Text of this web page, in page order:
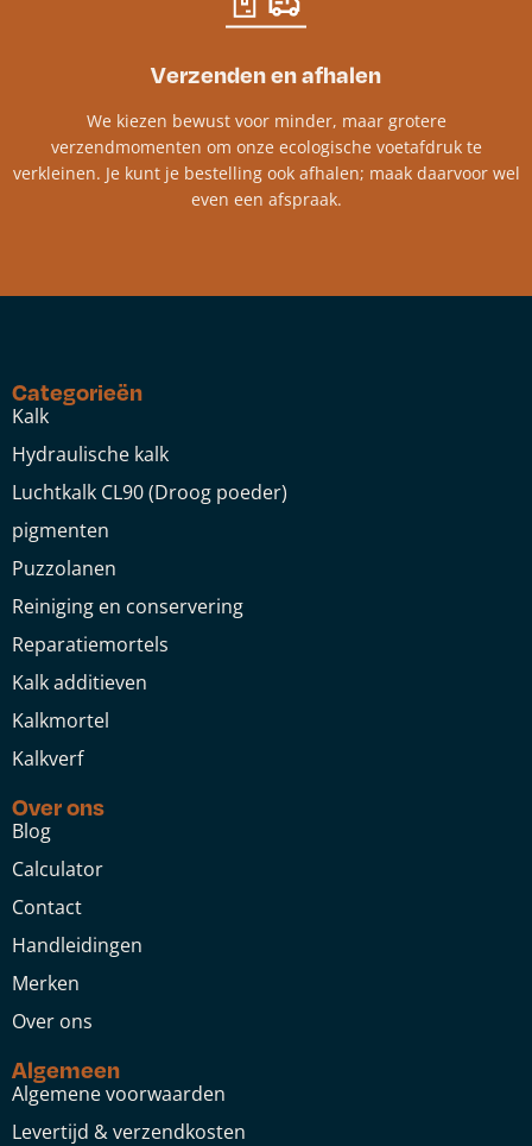
Verzenden en afhalen
We kiezen bewust voor minder, maar grotere
verzendmomenten om onze ecologische voetafdruk te
verkleinen. Je kunt je bestelling ook afhalen; maak daarvoor wel
even een afspraak.
Categorieën
Kalk
Hydraulische kalk
Luchtkalk CL90 (Droog poeder)
pigmenten
Puzzolanen
Reiniging en conservering
Reparatiemortels
Kalk additieven
Kalkmortel
Kalkverf
Over ons
Blog
Calculator
Contact
Handleidingen
Merken
Over ons
Algemeen
Algemene voorwaarden
Levertijd & verzendkosten